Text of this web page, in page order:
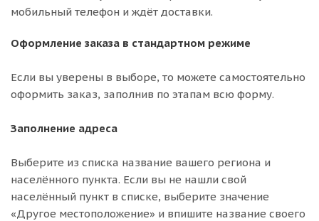
мобильный телефон и ждёт доставки.
Оформление заказа в стандартном режиме
Если вы уверены в выборе, то можете самостоятельно
оформить заказ, заполнив по этапам всю форму.
Заполнение адреса
Выберите из списка название вашего региона и
населённого пункта. Если вы не нашли свой
населённый пункт в списке, выберите значение
«Другое местоположение» и впишите название своего